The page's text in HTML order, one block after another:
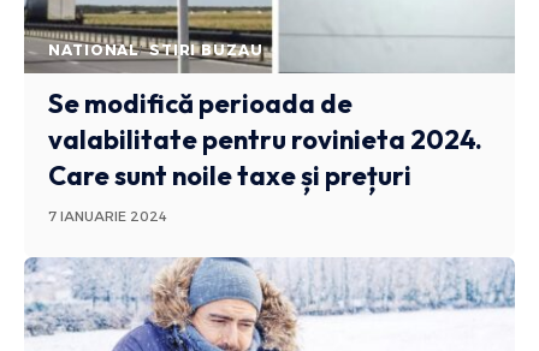
NATIONAL STIRI BUZAU
Se modifică perioada de
valabilitate pentru rovinieta 2024.
Care sunt noile taxe și prețuri
7 IANUARIE 2024